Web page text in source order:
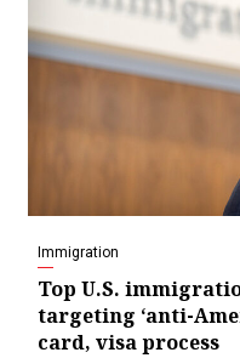
Immigration
Top U.S.
targeting ‘anti-
card, visa process